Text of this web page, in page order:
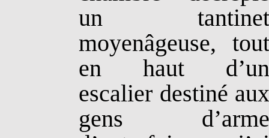
un
moyenâgeuse,
en haut
escalier destiné
gens